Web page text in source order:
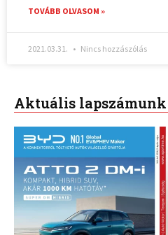
TOVÁBB OLVASOM »
2021.03.31. Nincs hozzászólás
Aktuális lapszámunk